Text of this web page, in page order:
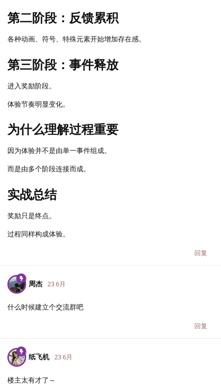
第二阶段：反馈累积
各种动画、符号、特殊元素开始增加存在感。
第三阶段：事件释放
进入奖励阶段。
体验节奏明显变化。
为什么理解过程重要
因为体验并不是由单一事件组成。
而是由多个阶段连接而成。
实战总结
奖励只是终点。
过程同样构成体验。
回复
周杰 23 6月
什么时候建立个交流群吧
回复
纸飞机 23 6月
楼主太有才了～